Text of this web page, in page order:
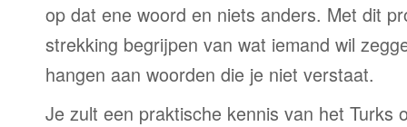
op dat ene woord en niets anders. Met dit
strekking begrijpen van wat iemand wil
hangen aan woorden die je niet verstaat.
Je zult een praktische kennis van het Turks